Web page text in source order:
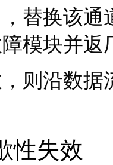
替换该
模块并返
则沿数
性失效